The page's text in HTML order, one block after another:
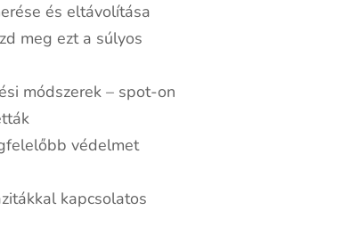
és eltávolítása
meg ezt a súlyos
módszerek – spot-on
védelmet
kapcsolatos